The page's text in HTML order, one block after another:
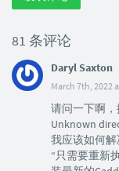
81 条评论
Daryl Saxton
March 7th, 2022
请问一下啊
Unknown
我应该如何
“只需要重新